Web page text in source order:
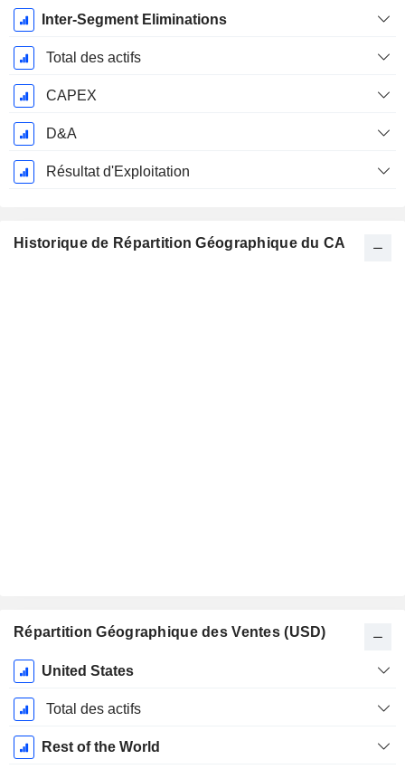
Inter-Segment Eliminations
Total des actifs
CAPEX
D&A
Résultat d'Exploitation
Historique de Répartition Géographique du CA
Répartition Géographique des Ventes (USD)
Période
Fiscale:
Décembre
United States
Total des actifs
Rest of the World